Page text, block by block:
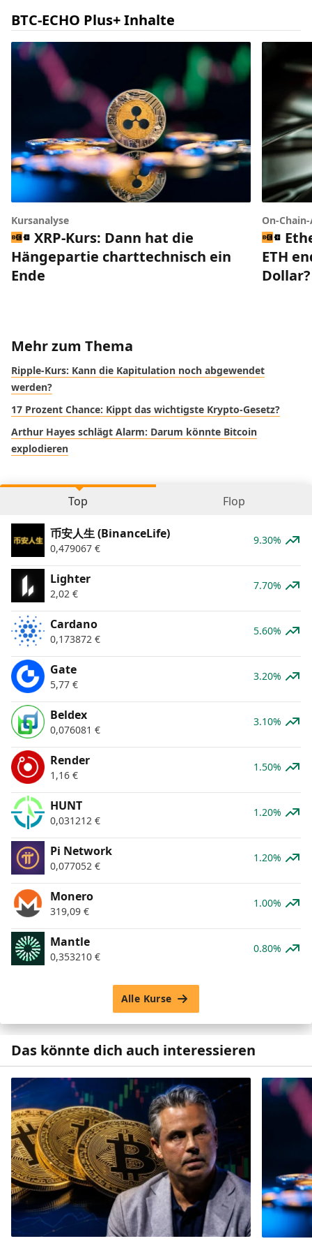
BTC-ECHO Plus+ Inhalte
Kursanalyse
XRP-Kurs: Dann hat die
Hängepartie charttechnisch ein
Ende
On-
ETH
Dollar?
Mehr zum Thema
Ripple-Kurs: Kann die Kapitulation noch abgewendet
werden?
17 Prozent Chance: Kippt das wichtigste Krypto-Gesetz?
Arthur Hayes schlägt Alarm: Darum könnte Bitcoin
explodieren
Top Flop
币安人生 (BinanceLife)
0,479067 €
9.30%
Lighter
2,02 €
7.70%
Cardano
0,173872 €
5.60%
Gate
5,77 €
3.20%
Beldex
0,076081 €
3.10%
Render
1,16 €
1.50%
HUNT
0,031212 €
1.20%
Pi Network
0,077052 €
1.20%
Monero
319,09 €
1.00%
Mantle
0,353210 €
0.80%
Alle Kurse
Das könnte dich auch interessieren